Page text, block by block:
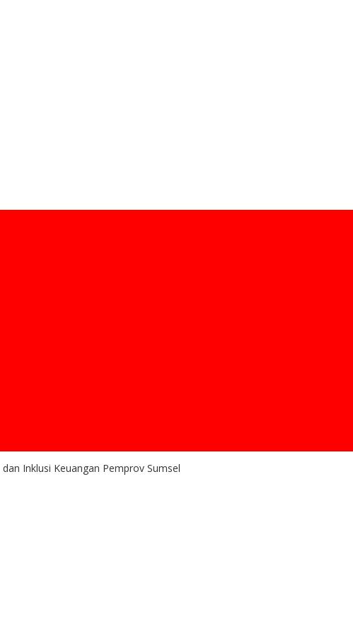
Inklusi Keuangan Pemprov Sumsel